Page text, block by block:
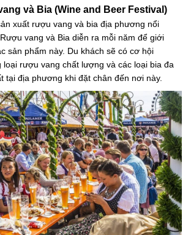
và Bia (Wine and Beer Festival)
xuất rượu vang và bia địa phương nổi
vang và Bia diễn ra mỗi năm để giới
sản phẩm này. Du khách sẽ có cơ hội
rượu vang chất lượng và các loại bia đa
tại địa phương khi đặt chân đến nơi này.